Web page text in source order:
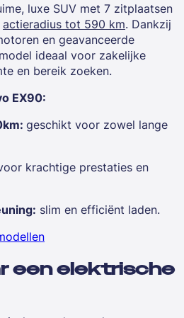
luxe SUV met 7 zitplaatsen
actieradius tot 590 km. Dankzij
en geavanceerde
ideaal voor zakelijke
en bereik zoeken.
EX90:
geschikt voor zowel lange
krachtige prestaties en
slim en efficiënt laden.
een elektrische